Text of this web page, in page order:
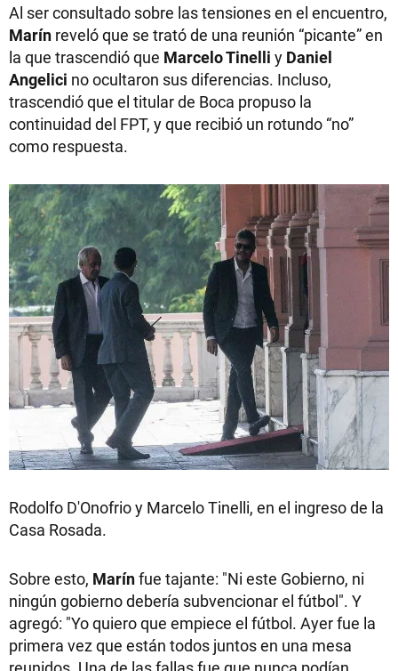
Al ser consultado sobre las tensiones en el encuentro,
Marín reveló que se trató de una reunión “picante” en
la que trascendió que Marcelo Tinelli y Daniel
Angelici no ocultaron sus diferencias. Incluso,
trascendió que el titular de Boca propuso la
continuidad del FPT, y que recibió un rotundo “no”
como respuesta.
Rodolfo D'Onofrio y Marcelo Tinelli, en el ingreso de la
Casa Rosada.
Sobre esto, Marínfue tajante: "Ni este Gobierno, ni
ningún gobierno debería subvencionar el fútbol". Y
agregó: "Yo quiero que empiece el fútbol. Ayer fue la
primera vez que están todos juntos en una mesa